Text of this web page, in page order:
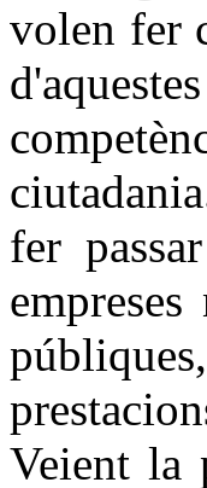
volen fer
fer
Veient la